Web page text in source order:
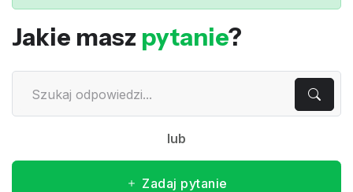
Jakie masz pytanie?
lub
Zadaj pytanie